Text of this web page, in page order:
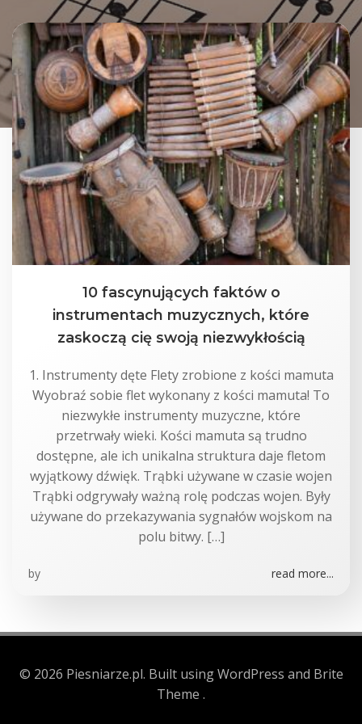
10 fascynujących faktów o
instrumentach muzycznych, które
zaskoczą cię swoją niezwykłością
1. Instrumenty dęte Flety zrobione z kości mamuta
Wyobraź sobie flet wykonany z kości mamuta! To
niezwykłe instrumenty muzyczne, które
przetrwały wieki. Kości mamuta są trudno
dostępne, ale ich unikalna struktura daje fletom
wyjątkowy dźwięk. Trąbki używane w czasie wojen
Trąbki odgrywały ważną rolę podczas wojen. Były
używane do przekazywania sygnałów wojskom na
polu bitwy. […]
by read more...
© 2026 Piesniarze.pl. Built using WordPress and Brite
Theme .